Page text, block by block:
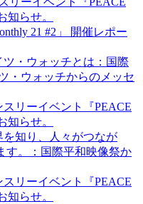
知らせ。
21 #2」 開催レポー
ツ・ウォッチとは：国際
・ウォッチからのメッセ
スリーイベント『PEACE
知らせ。
知り、人々がつなが
す。：国際平和映像祭か
スリーイベント『PEACE
知らせ。